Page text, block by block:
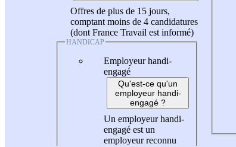
Offres de plus de 15 jours,
comptant moins de 4 candidatures
(dont France Travail est informé)
HANDICAP
Employeur handi-
engagé
Qu'est-ce qu'un
employeur handi-
engagé ?
Un employeur handi-
engagé est un
employeur reconnu